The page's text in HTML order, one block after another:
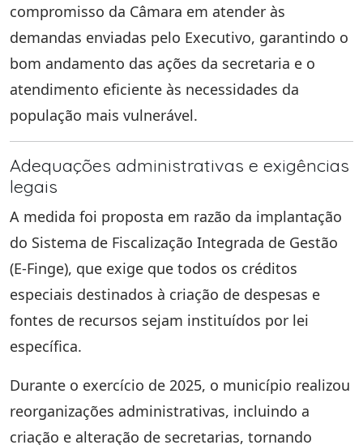
compromisso da Câmara em atender às
demandas enviadas pelo Executivo, garantindo o
bom andamento das ações da secretaria e o
atendimento eficiente às necessidades da
população mais vulnerável.
Adequações administrativas e exigências
legais
A medida foi proposta em razão da implantação
do Sistema de Fiscalização Integrada de Gestão
(E-Finge), que exige que todos os créditos
especiais destinados à criação de despesas e
fontes de recursos sejam instituídos por lei
específica.
Durante o exercício de 2025, o município realizou
reorganizações administrativas, incluindo a
criação e alteração de secretarias, tornando